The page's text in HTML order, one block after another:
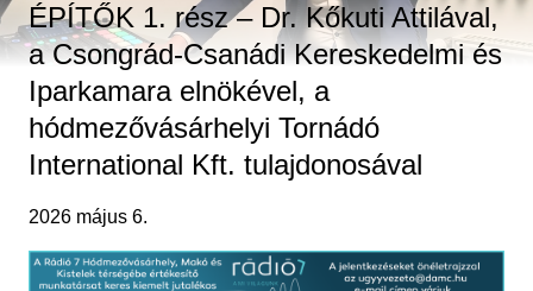
ÉPÍTŐK 1. rész – Dr. Kőkuti Attilával,
a Csongrád-Csanádi Kereskedelmi és
Iparkamara elnökével, a
hódmezővásárhelyi Tornádó
International Kft. tulajdonosával
2026 május 6.